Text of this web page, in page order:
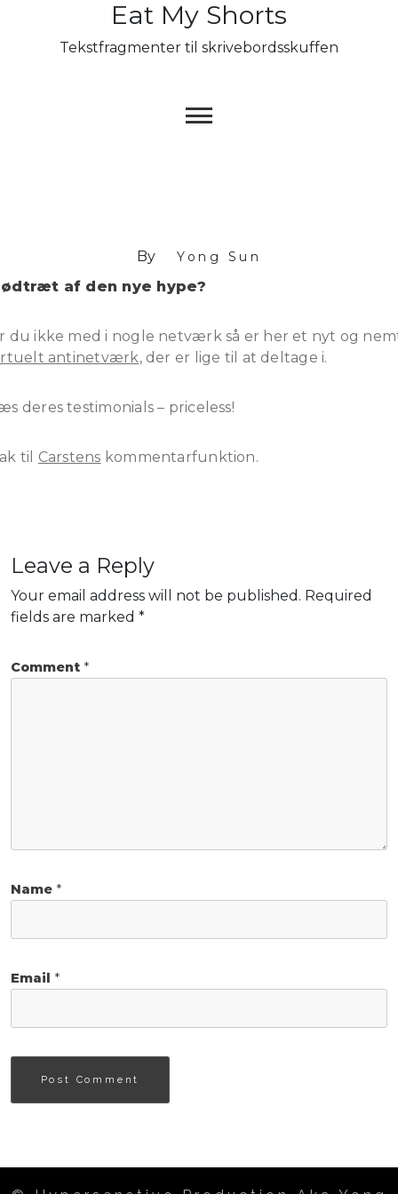
Eat My Shorts
Tekstfragmenter til skrivebordsskuffen
By Yong Sun
af den nye hype?
du ikke med i nogle netværk så er her et nyt og
antinetværk, der er lige til at deltage i.
deres testimonials – priceless!
til Carstens kommentarfunktion.
Leave a Reply
Your email address will not be published. Required
fields are marked *
Comment *
Name *
Email *